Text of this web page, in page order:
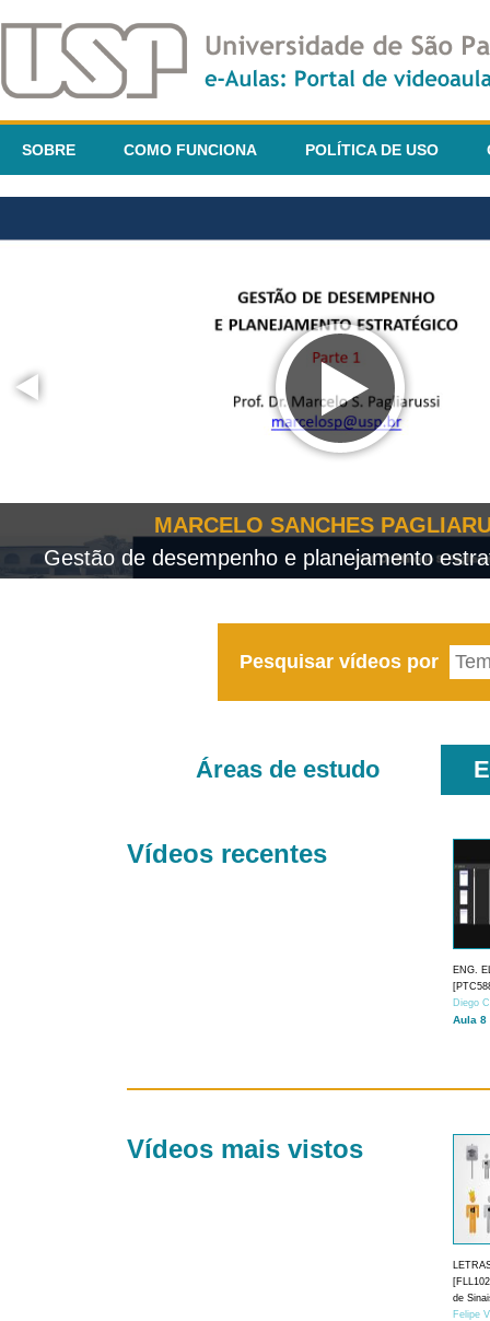
SOBRE COMO FUNCIONA POLÍTICA DE USO
MARCELO SANCHES
Gestão de desempenho e planejamento
Pesquisar vídeos por
Áreas de estudo
Vídeos recentes
ENG.
Diego
Aula 8
Vídeos mais vistos
de
Felipe